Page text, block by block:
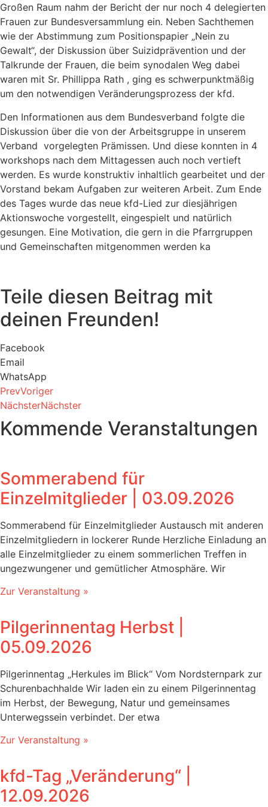
Großen Raum nahm der Bericht der nur noch 4 delegierten
Frauen zur Bundesversammlung ein. Neben Sachthemen
wie der Abstimmung zum Positionspapier „Nein zu
Gewalt“, der Diskussion über Suizidprävention und der
Talkrunde der Frauen, die beim synodalen Weg dabei
waren mit Sr. Phillippa Rath , ging es schwerpunktmäßig
um den notwendigen Veränderungsprozess der kfd.
Den Informationen aus dem Bundesverband folgte die
Diskussion über die von der Arbeitsgruppe in unserem
Verband vorgelegten Prämissen. Und diese konnten in 4
workshops nach dem Mittagessen auch noch vertieft
werden. Es wurde konstruktiv inhaltlich gearbeitet und der
Vorstand bekam Aufgaben zur weiteren Arbeit. Zum Ende
des Tages wurde das neue kfd-Lied zur diesjährigen
Aktionswoche vorgestellt, eingespielt und natürlich
gesungen. Eine Motivation, die gern in die Pfarrgruppen
und Gemeinschaften mitgenommen werden ka
Teile diesen Beitrag mit
deinen Freunden!
Facebook
Email
WhatsApp
PrevVoriger
NächsterNächster
Kommende Veranstaltungen
Sommerabend für
Einzelmitglieder | 03.09.2026
Sommerabend für Einzelmitglieder Austausch mit anderen
Einzelmitgliedern in lockerer Runde Herzliche Einladung an
alle Einzelmitglieder zu einem sommerlichen Treffen in
ungezwungener und gemütlicher Atmosphäre. Wir
Zur Veranstaltung »
Pilgerinnentag Herbst |
05.09.2026
Pilgerinnentag „Herkules im Blick“ Vom Nordsternpark zur
Schurenbachhalde Wir laden ein zu einem Pilgerinnentag
im Herbst, der Bewegung, Natur und gemeinsames
Unterwegssein verbindet. Der etwa
Zur Veranstaltung »
kfd-Tag „Veränderung“‎ |
12.09.2026